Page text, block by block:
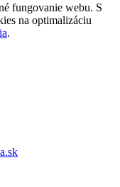
fungovanie webu. S
na optimalizáciu
.